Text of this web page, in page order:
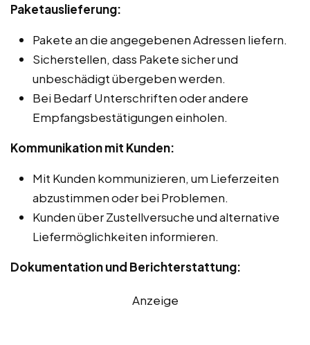
Paketauslieferung:
Pakete an die angegebenen Adressen liefern.
Sicherstellen, dass Pakete sicher und
unbeschädigt übergeben werden.
Bei Bedarf Unterschriften oder andere
Empfangsbestätigungen einholen.
Kommunikation mit Kunden:
Mit Kunden kommunizieren, um Lieferzeiten
abzustimmen oder bei Problemen.
Kunden über Zustellversuche und alternative
Liefermöglichkeiten informieren.
Dokumentation und Berichterstattung:
Anzeige